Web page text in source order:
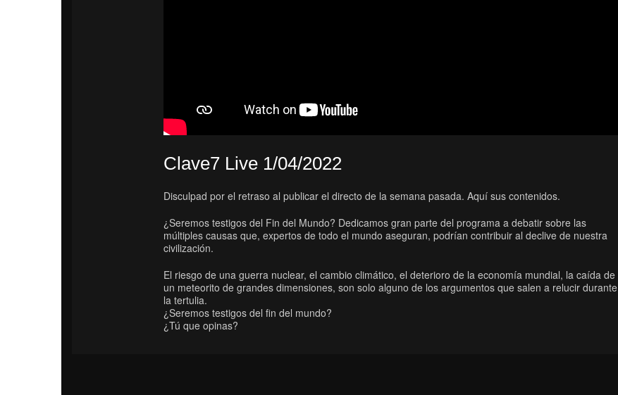
Clave7 Live 1/04/2022
Disculpad por el retraso al publicar el directo de la semana pasada. Aquí sus contenidos.
¿Seremos testigos del Fin del Mundo? Dedicamos gran parte del programa a debatir sobre las
múltiples causas que, expertos de todo el mundo aseguran, podrían contribuir al declive de nuestra
civilización.
El riesgo de una guerra nuclear, el cambio climático, el deterioro de la economía mundial, la caída de
un meteorito de grandes dimensiones, son solo alguno de los argumentos que salen a relucir durante
la tertulia.
¿Seremos testigos del fin del mundo?
¿Tú que opinas?